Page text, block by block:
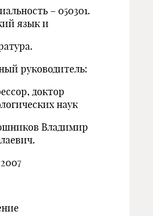
– 050301.
язык и
руководитель:
доктор
наук
Владимир